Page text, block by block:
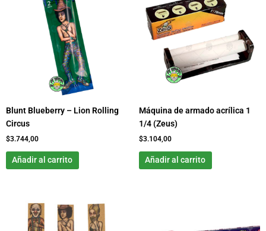
Blunt Blueberry – Lion Rolling
Circus
$3.744,00
Añadir al carrito
Máquina de armado acrílica 1
1/4 (Zeus)
$3.104,00
Añadir al carrito